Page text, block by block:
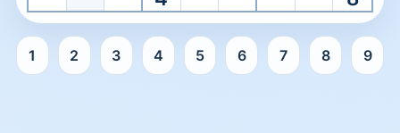
1 2 3 4 5 6 7 8 9